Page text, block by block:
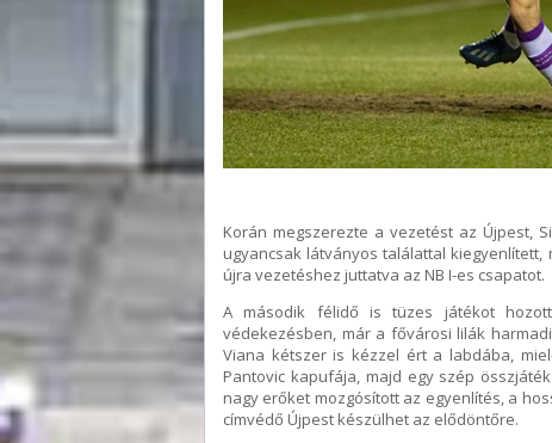
Korán megszerezte a vezetést az Újpest,
ugyancsak látványos találattal
újra vezetéshez juttatva az NB I-es csapatot.
A második félidő is tüzes játékot
védekezésben, már a fővárosi lilák
Viana kétszer is kézzel ért a labdába,
Pantovic kapufája, majd egy szép
nagy erőket mozgósított az egyenlítés, a
címvédő Újpest készülhet az elődöntőre.